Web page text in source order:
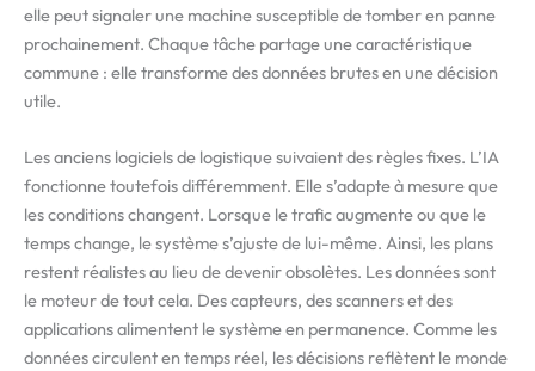
elle peut signaler une machine susceptible de tomber en panne
prochainement. Chaque tâche partage une caractéristique
commune : elle transforme des données brutes en une décision
utile.
Les anciens logiciels de logistique suivaient des règles fixes. L’IA
fonctionne toutefois différemment. Elle s’adapte à mesure que
les conditions changent. Lorsque le trafic augmente ou que le
temps change, le système s’ajuste de lui-même. Ainsi, les plans
restent réalistes au lieu de devenir obsolètes. Les données sont
le moteur de tout cela. Des capteurs, des scanners et des
applications alimentent le système en permanence. Comme les
données circulent en temps réel, les décisions reflètent le monde